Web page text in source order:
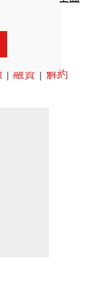
｜融資 ｜ 解約